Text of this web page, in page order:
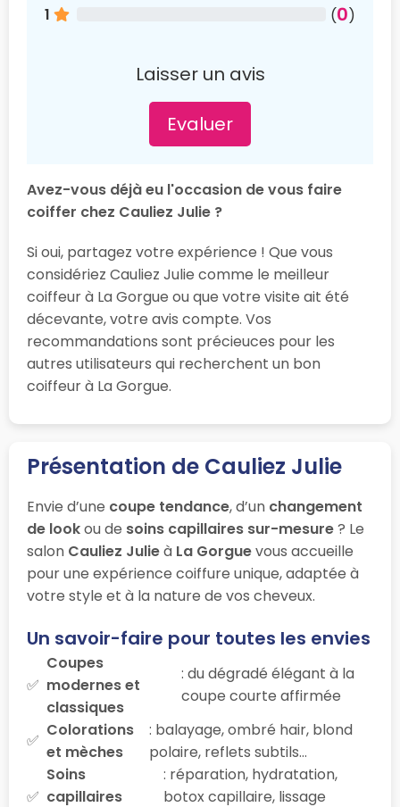
1
(0)
Laisser un avis
Evaluer
Avez-vous déjà eu l'occasion de vous faire
coiffer chez Cauliez Julie ?
Si oui, partagez votre expérience ! Que vous
considériez Cauliez Julie comme le meilleur
coiffeur à La Gorgue ou que votre visite ait été
décevante, votre avis compte. Vos
recommandations sont précieuces pour les
autres utilisateurs qui recherchent un bon
coiffeur à La Gorgue.
Présentation de Cauliez Julie
Envie d’une coupe tendance, d’un changement
de lookou de soins capillaires sur-mesure? Le
salon Cauliez Julieà La Gorguevous accueille
pour une expérience coiffure unique, adaptée à
votre style et à la nature de vos cheveux.
Un savoir-faire pour toutes les envies
Coupes
modernes et
classiques
: du dégradé élégant à la
coupe courte affirmée
Colorations
et mèches
: balayage, ombré hair, blond
polaire, reflets subtils…
Soins
capillaires
: réparation, hydratation,
botox capillaire, lissage